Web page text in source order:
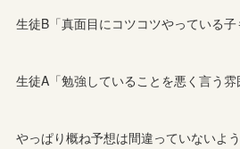
生徒B「真面目にコツコツやっている子
生徒A「勉強していることを悪く言う雰
やっぱり概ね予想は間違っていないよ